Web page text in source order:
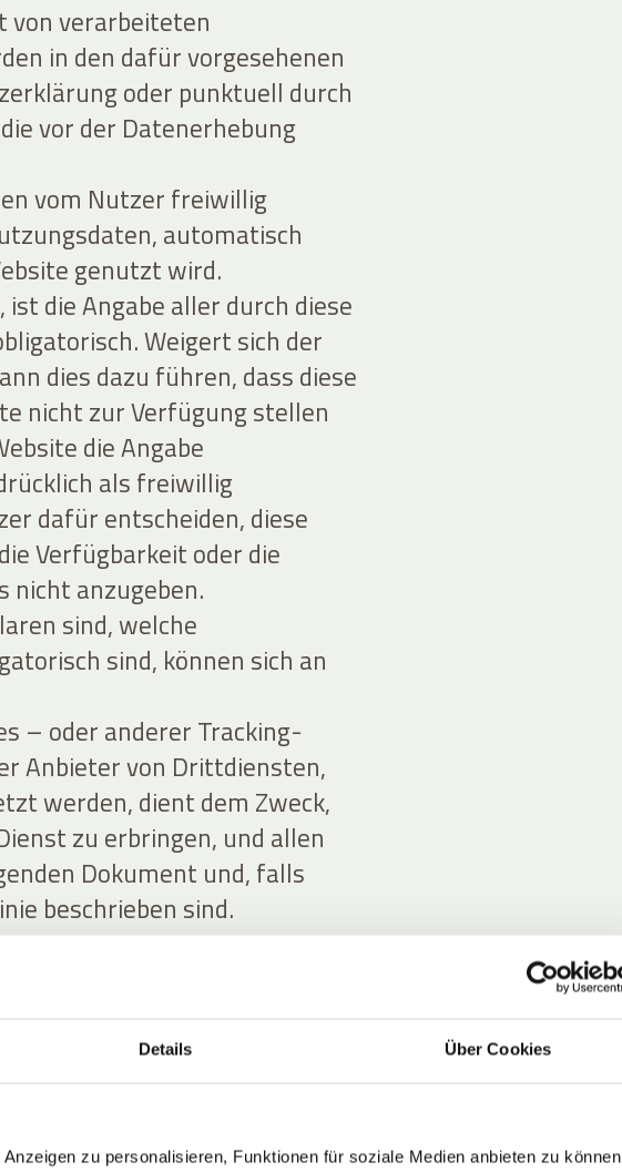
Details Über Cookies
zu personalisieren, Funktionen für soziale Medien anbieten zu können
von verarbeiteten
in den dafür vorgesehenen
oder punktuell durch
vor der Datenerhebung
vom Nutzer freiwillig
automatisch
genutzt wird.
die Angabe aller durch diese
Weigert sich der
dies dazu führen, dass diese
nicht zur Verfügung stellen
die Angabe
als freiwillig
dafür entscheiden, diese
Verfügbarkeit oder die
nicht anzugeben.
sind, welche
sind, können sich an
– oder anderer Tracking-
Anbieter von Drittdiensten,
werden, dient dem Zweck,
zu erbringen, und allen
Dokument und, falls
beschrieben sind.
Daten Dritter
beschafft,
werden, und bestätigen,
personenbezogener
eingeholt haben.